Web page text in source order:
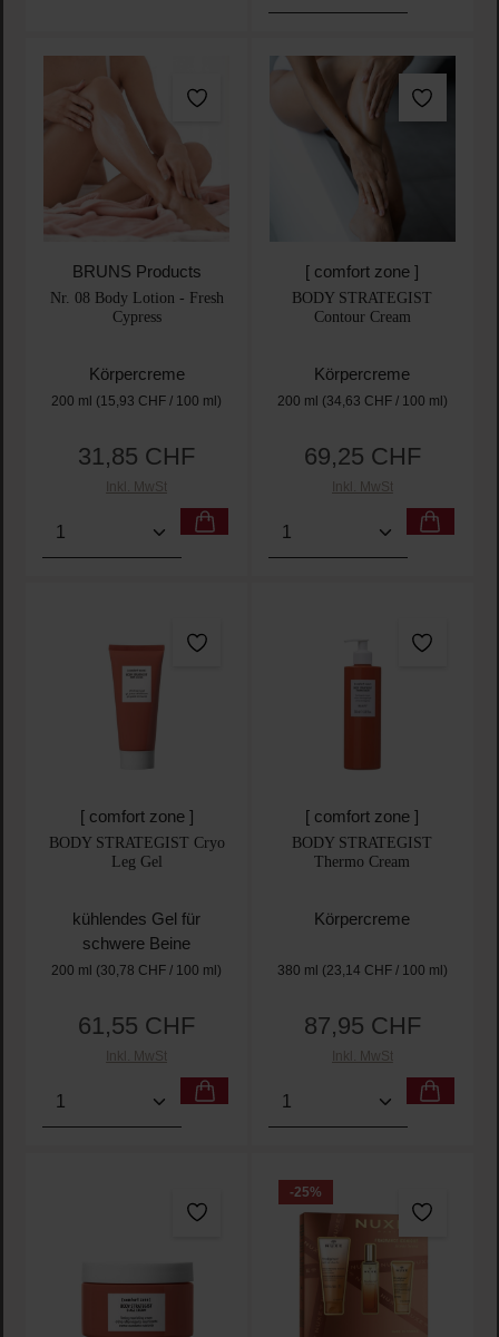
BRUNS Products
Nr. 08 Body Lotion - Fresh
Cypress
Körpercreme
200 ml (15,93 CHF / 100 ml)
Regulärer Preis:
31,85 CHF
Inkl. MwSt
Produkt Anzahl: Gib den gewünschten Wert ein
[ comfort zone ]
BODY STRATEGIST
Contour Cream
Körpercreme
200 ml (34,63 CHF / 100 ml)
Regulärer Preis:
69,25 CHF
Inkl. MwSt
Produkt Anzahl: Gib
[ comfort zone ]
BODY STRATEGIST Cryo
Leg Gel
kühlendes Gel für
schwere Beine
200 ml (30,78 CHF / 100 ml)
Regulärer Preis:
61,55 CHF
Inkl. MwSt
Produkt Anzahl: Gib den gewünschten Wert ein
[ comfort zone ]
BODY STRATEGIST
Thermo Cream
Körpercreme
380 ml (23,14 CHF / 100 ml)
Regulärer Preis:
87,95 CHF
Inkl. MwSt
Produkt Anzahl: Gib
-25%